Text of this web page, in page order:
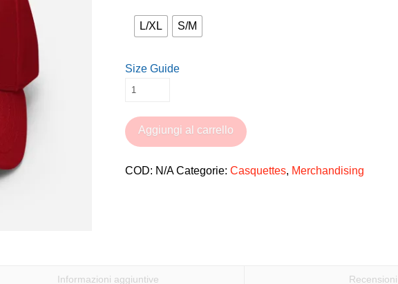
L/XL S/M
Size Guide
Casquette
Wheelchair
Great
Aggiungi al carrello
COD: N/A Categorie: Casquettes, Merchandising
Informazioni aggiuntive